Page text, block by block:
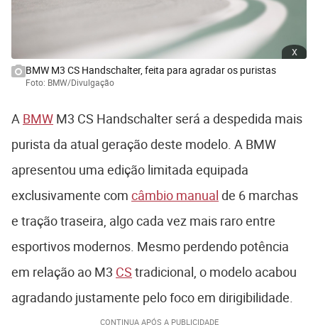
x
BMW M3 CS Handschalter, feita para agradar os puristas
Foto: BMW/Divulgação
A BMW M3 CS Handschalter será a despedida mais
purista da atual geração deste modelo. A BMW
apresentou uma edição limitada equipada
exclusivamente com câmbio manual de 6 marchas
e tração traseira, algo cada vez mais raro entre
esportivos modernos. Mesmo perdendo potência
em relação ao M3 CS tradicional, o modelo acabou
agradando justamente pelo foco em dirigibilidade.